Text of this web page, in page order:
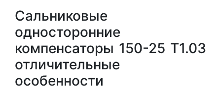
Сальниковые
односторонние
компенсаторы 150-25 Т1.03
отличительные
особенности